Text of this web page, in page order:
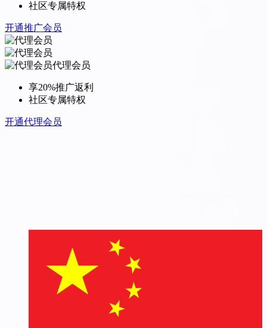
社区专属特权
开通推广会员
代理会员
享20%推广返利
社区专属特权
开通代理会员